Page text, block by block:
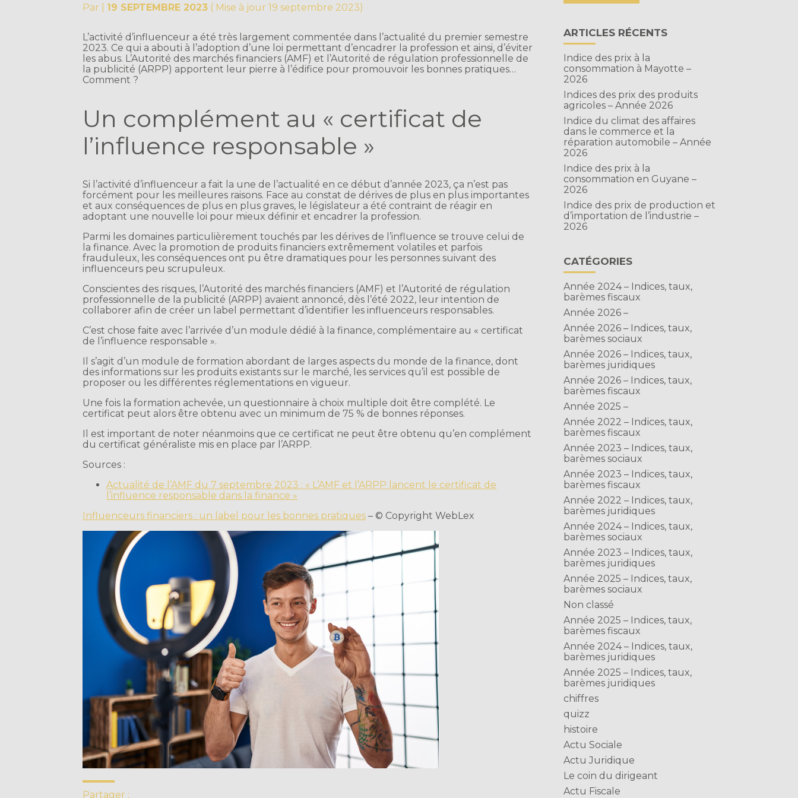
Par 19 SEPTEMBRE 2023 ( Mise à jour 19 septembre 2023)
L’activité d’influenceur a été très largement commentée dans l’actualité du premier semestre
2023. Ce qui a abouti à l’adoption d’une loi permettant d’encadrer la profession et ainsi, d’éviter
les abus. L’Autorité des marchés financiers (AMF) et l’Autorité de régulation professionnelle de
la publicité (ARPP) apportent leur pierre à l’édifice pour promouvoir les bonnes pratiques…
Comment ?
Un complément au « certificat de
l’influence responsable »
Si l’activité d’influenceur a fait la une de l’actualité en ce début d’année 2023, ça n’est pas
forcément pour les meilleures raisons. Face au constat de dérives de plus en plus importantes
et aux conséquences de plus en plus graves, le législateur a été contraint de réagir en
adoptant une nouvelle loi pour mieux définir et encadrer la profession.
Parmi les domaines particulièrement touchés par les dérives de l’influence se trouve celui de
la finance. Avec la promotion de produits financiers extrêmement volatiles et parfois
frauduleux, les conséquences ont pu être dramatiques pour les personnes suivant des
influenceurs peu scrupuleux.
Conscientes des risques, l’Autorité des marchés financiers (AMF) et l’Autorité de régulation
professionnelle de la publicité (ARPP) avaient annoncé, dès l’été 2022, leur intention de
collaborer afin de créer un label permettant d’identifier les influenceurs responsables.
C’est chose faite avec l’arrivée d’un module dédié à la finance, complémentaire au « certificat
de l’influence responsable ».
Il s’agit d’un module de formation abordant de larges aspects du monde de la finance, dont
des informations sur les produits existants sur le marché, les services qu’il est possible de
proposer ou les différentes réglementations en vigueur.
Une fois la formation achevée, un questionnaire à choix multiple doit être complété. Le
certificat peut alors être obtenu avec un minimum de 75 % de bonnes réponses.
Il est important de noter néanmoins que ce certificat ne peut être obtenu qu’en complément
du certificat généraliste mis en place par l’ARPP.
Sources :
Actualité de l’AMF du 7 septembre 2023 : « L’AMF et l’ARPP lancent le certificat de
l’influence responsable dans la finance »
Influenceurs financiers : un label pour les bonnes pratiques – © Copyright WebLex
Partager :
ARTICLES RÉCENTS
Indice des prix à la
consommation à Mayotte –
2026
Indices des prix des produits
agricoles – Année 2026
Indice du climat des affaires
dans le commerce et la
réparation automobile – Année
2026
Indice des prix à la
consommation en Guyane –
2026
Indice des prix de production et
d’importation de l’industrie –
2026
CATÉGORIES
Année 2024 – Indices, taux,
barèmes fiscaux
Année 2026 –
Année 2026 – Indices, taux,
barèmes sociaux
Année 2026 – Indices, taux,
barèmes juridiques
Année 2026 – Indices, taux,
barèmes fiscaux
Année 2025 –
Année 2022 – Indices, taux,
barèmes fiscaux
Année 2023 – Indices, taux,
barèmes sociaux
Année 2023 – Indices, taux,
barèmes fiscaux
Année 2022 – Indices, taux,
barèmes juridiques
Année 2024 – Indices, taux,
barèmes sociaux
Année 2023 – Indices, taux,
barèmes juridiques
Année 2025 – Indices, taux,
barèmes sociaux
Non classé
Année 2025 – Indices, taux,
barèmes fiscaux
Année 2024 – Indices, taux,
barèmes juridiques
Année 2025 – Indices, taux,
barèmes juridiques
chiffres
quizz
histoire
Actu Sociale
Actu Juridique
Le coin du dirigeant
Actu Fiscale